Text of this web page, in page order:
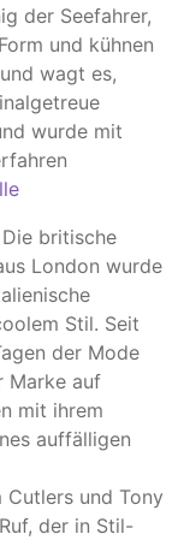
der Seefahrer,
und kühnen
wagt es,
wurde mit
Die britische
London wurde
Stil. Seit
der Mode
Marke auf
mit ihrem
auffälligen
und Tony
der in Stil-